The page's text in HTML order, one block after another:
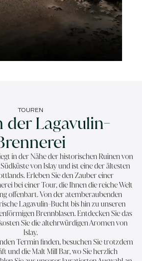
TOUREN
der Lagavulin-
in der Nähe der historischen Ruinen von
von Islay und ist eine der ältesten
Erleben Sie den Zauber einer
bei einer Tour, die Ihnen die reiche Welt
offenbart. Von der atemberaubenden
Lagavulin-Bucht bis hin zu unseren
Brennblasen. Entdecken Sie das
Sie die altehrwürdigen Aromen von
Islay.
Termin finden, besuchen Sie trotzdem
und die Malt Mill Bar, wo Sie herzlich